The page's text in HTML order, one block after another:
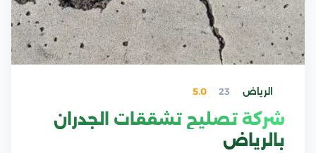
الرياض 23
5.0
شركة تصليح تشققات الجدران
بالرياض